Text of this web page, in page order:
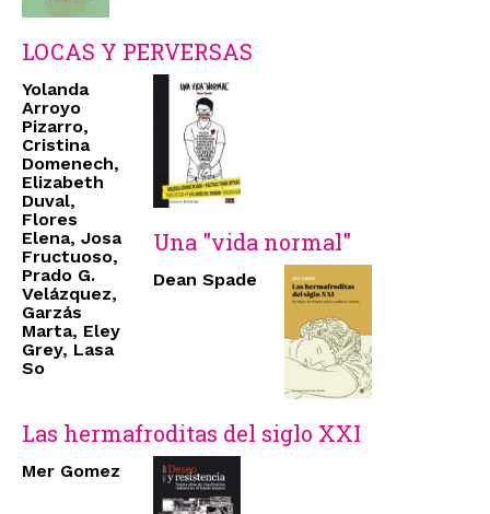
LOCAS Y PERVERSAS
Yolanda
Arroyo
Pizarro,
Cristina
Domenech,
Elizabeth
Duval,
Flores
Elena, Josa
Fructuoso,
Prado G.
Velázquez,
Garzás
Marta, Eley
Grey, Lasa
So
Una "vida normal"
Dean Spade
Las hermafroditas del siglo XXI
Mer Gomez